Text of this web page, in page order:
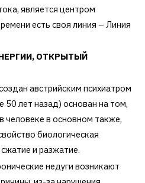
является центром
есть своя линия – Линия
ОТКРЫТЫЙ
австрийским психиатром
лет назад) основан на том,
человеке в основном также,
биологическая
и разжатие.
недуги возникают